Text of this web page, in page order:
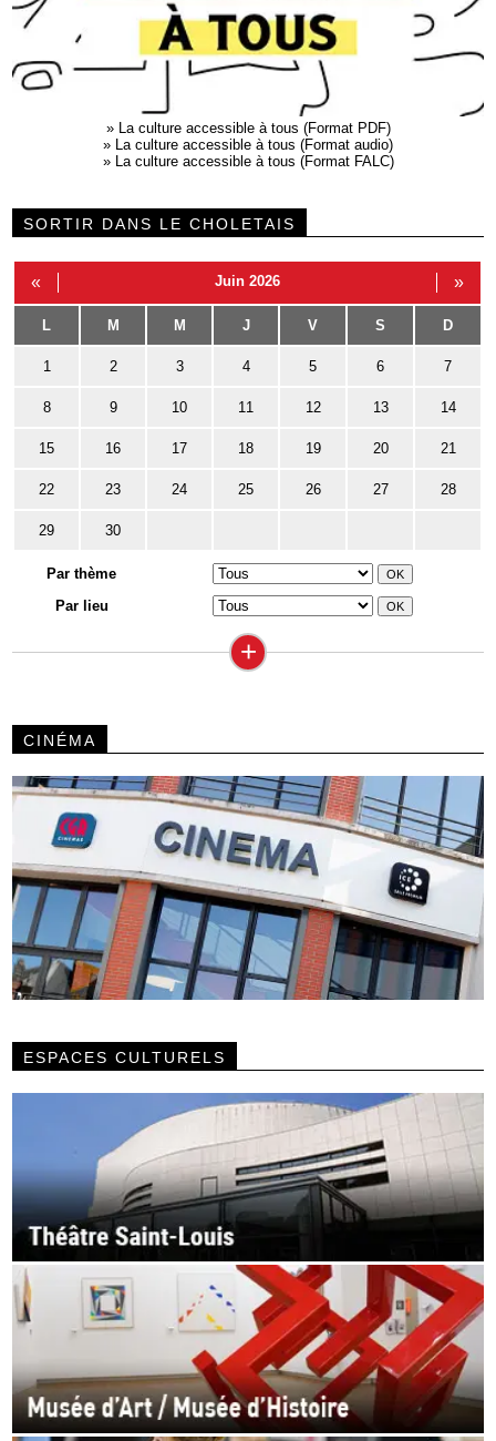
» La culture accessible à tous (Format PDF)
» La culture accessible à tous (Format audio)
» La culture accessible à tous (Format FALC)
SORTIR DANS LE CHOLETAIS
« Juin 2026 »
L M M J V S D
1 2 3 4 5 6 7
8 9 10 11 12 13 14
15 16 17 18 19 20 21
22 23 24 25 26 27 28
29 30
Par thème
Par lieu
+
CINÉMA
ESPACES CULTURELS